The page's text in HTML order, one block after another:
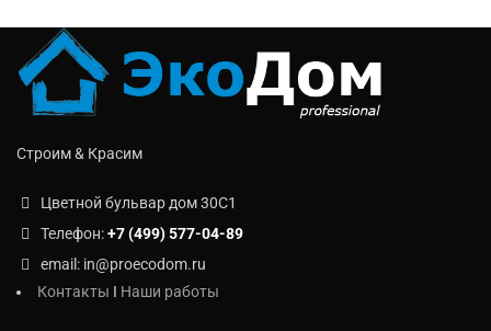
Строим & Красим
Цветной бульвар дом 30C1
Телефон:+7 (499) 577-04-89
email: in@proecodom.ru
Контакты I Наши работы